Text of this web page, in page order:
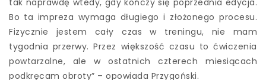
tak naprawdę wtedy, gdy kończy się poprzednia edycja.
Bo ta impreza wymaga długiego i złożonego procesu.
Fizycznie jestem cały czas w treningu, nie mam
tygodnia przerwy. Przez większość czasu to ćwiczenia
powtarzalne, ale w ostatnich czterech miesiącach
podkręcam obroty” – opowiada Przygoński.